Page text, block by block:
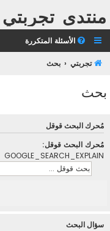
منتدى تجربتي
الأسئلة المتكررة
تجربتي بحث
بحث
مُحرك البحث قوقل
مُحرك البحث قوقل:
GOOGLE_SEARCH_EXPLAIN
سؤال البحث